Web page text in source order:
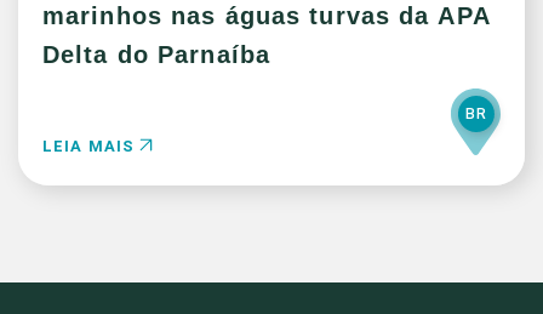
marinhos nas águas turvas da APA
Delta do Parnaíba
LEIA MAIS
BR